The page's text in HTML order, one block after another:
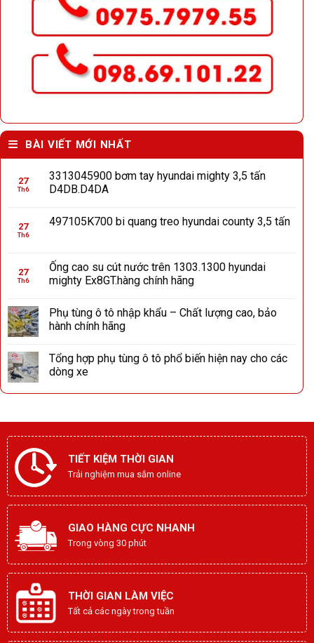
BÀI VIẾT MỚI NHẤT
27
Th6
3313045900 bơm tay hyundai mighty 3,5 tấn
D4DB.D4DA
27
Th6
497105K700 bi quang treo hyundai county 3,5 tấn
27
Th6
Ống cao su cút nước trên 1303.1300 hyundai
mighty Ex8GT.hàng chính hãng
Phụ tùng ô tô nhập khẩu – Chất lượng cao, bảo
hành chính hãng
Tổng hợp phụ tùng ô tô phổ biến hiện nay cho các
dòng xe
TIẾT KIỆM THỜI GIAN
Trải nghiệm mua sắm online
GIAO HÀNG CỰC NHANH
Trong vòng 30 phút
THỜI GIAN LÀM VIỆC
Tất cả các ngày trong tuần